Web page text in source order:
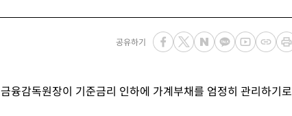
공유하기
금융감독원장이 기준금리 인하에 가계부채를 엄정히 관리하기로